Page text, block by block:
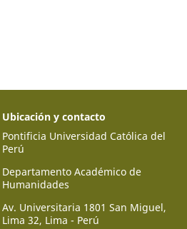
Ubicación y contacto
Pontificia Universidad Católica del
Perú
Departamento Académico de
Humanidades
Av. Universitaria 1801 San Miguel,
Lima 32, Lima - Perú